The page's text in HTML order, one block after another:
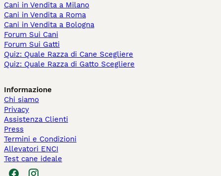
Cani in Vendita a Milano
Cani in Vendita a Roma
Cani in Vendita a Bologna
Forum Sui Cani
Forum Sui Gatti
Quiz: Quale Razza di Cane Scegliere
Quiz: Quale Razza di Gatto Scegliere
Informazione
Chi siamo
Privacy
Assistenza Clienti
Press
Termini e Condizioni
Allevatori ENCI
Test cane ideale